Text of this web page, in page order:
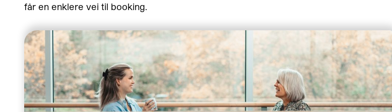
får en enklere vei til booking.